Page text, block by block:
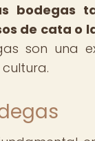
bodegas
de cata o
son una